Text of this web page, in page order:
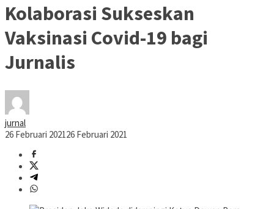
Kolaborasi Sukseskan
Vaksinasi Covid-19 bagi
Jurnalis
jurnal
26 Februari 202126 Februari 2021